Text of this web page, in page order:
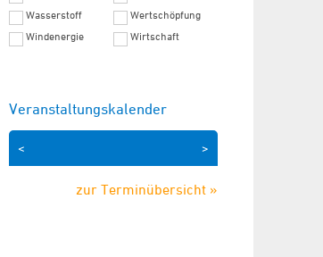
Wasserstoff
Wertschöpfung
Windenergie
Wirtschaft
Veranstaltungskalender
>
<
zur Terminübersicht »